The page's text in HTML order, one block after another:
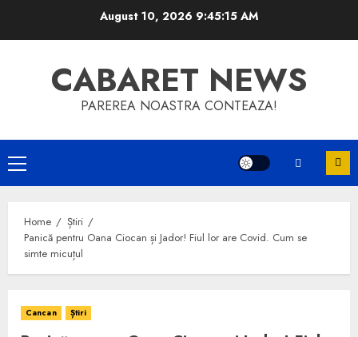
August 10, 2026 9:45:15 AM
CABARET NEWS
PAREREA NOASTRA CONTEAZA!
Primary
Menu
Home
Știri
Panică pentru Oana Ciocan și Jador! Fiul lor are Covid. Cum se
simte micuțul
Cancan Știri